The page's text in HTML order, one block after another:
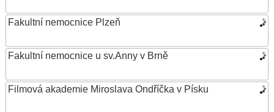
Fakultní nemocnice Plzeň
Fakultní nemocnice u sv.Anny v Brně
Filmová akademie Miroslava Ondříčka v Písku